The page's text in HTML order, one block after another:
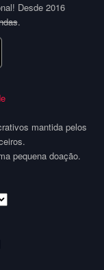
Desde 2016
.
mantida pelos
pequena doação.